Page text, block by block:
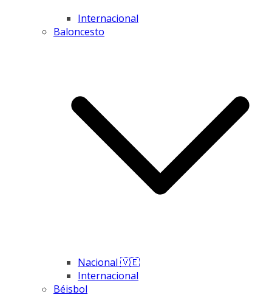
Internacional
Baloncesto
Nacional 🇻🇪
Internacional
Béisbol